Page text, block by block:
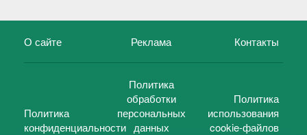
О сайте Реклама Контакты
Политика
конфиденциальности
Политика
обработки
персональных
данных
Политика
использования
cookie-файлов